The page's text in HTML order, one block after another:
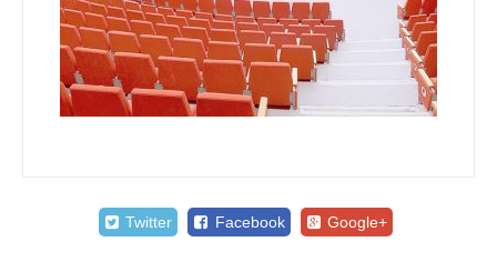
Twitter Facebook Google+